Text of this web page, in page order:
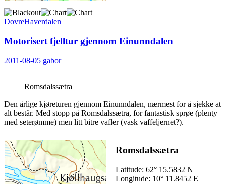
DovreHaverdalen
Motorisert fjelltur gjennom Einunndalen
2011-08-05 gabor
Romsdalssætra
Den årlige kjøreturen gjennom Einunndalen, nærmest for å sjekke at
alt består. Med stopp på Romsdalssætra, for fantastisk sprøe (plenty
med seterømme) men litt bitre vafler (vask vaffeljernet?).
Romsdalssætra
Latitude: 62° 15.5832 N
Longitude: 10° 11.8452 E